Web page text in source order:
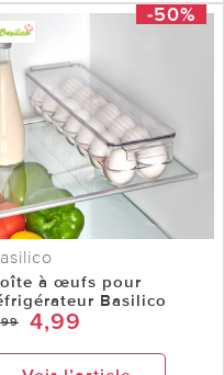
-50%
à œufs pour
Basilico
4,99